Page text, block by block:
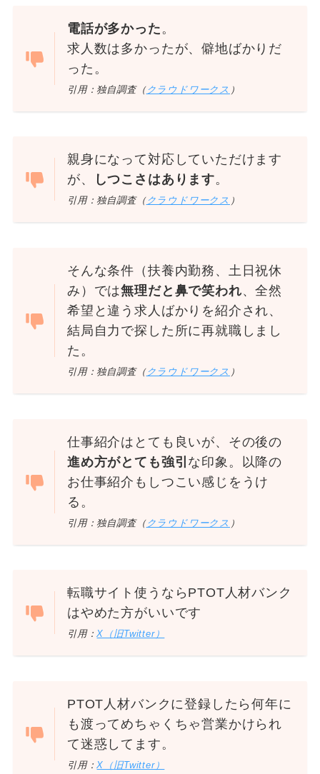
電話が多かった 。
求人数は多かったが、僻地ばかりだ
った。
引用：独自調査（クラウドワークス ）
親身になって対応していただけます
が、
しつこさはあります。
引用：独自調査（クラウドワークス ）
そんな条件（扶養内勤務、土日祝休
み）では無理だと鼻で笑われ、全然
希望と違う求人ばかりを紹介され、
結局自力で探した所に再就職しまし
た。
引用：独自調査（クラウドワークス ）
仕事紹介はとても良いが、その後の
進め方がとても強引 な印象。以降の
お仕事紹介もしつこい感じをうけ
る。
引用：独自調査（クラウドワークス ）
転職サイト使うならPTOT人材バンク
はやめた方がいいです
引用：X（旧Twitter）
PTOT人材バンクに登録したら何年に
も渡ってめちゃくちゃ営業かけられ
て迷惑してます。
引用：X（旧Twitter）